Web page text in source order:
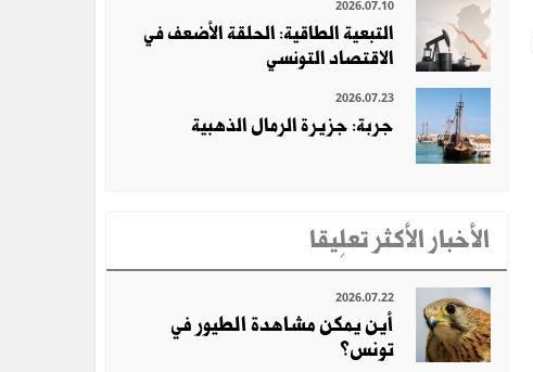
2026.07.10
التبعية الطاقية: الحلقة الأضعف في
الاقتصاد التونسي
2026.07.23
جربة: جزيرة الرمال الذهبية
الأخبار الأكثر تعلِيقا
2026.07.22
أين يمكن مشاهدة الطيور في
تونس؟